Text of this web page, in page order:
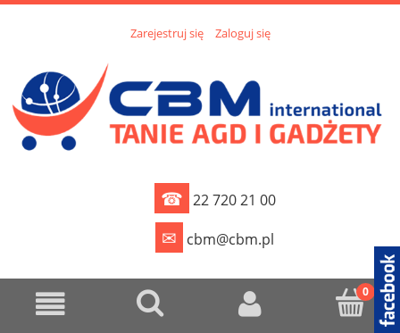
Zarejestruj się Zaloguj się
☎ 22 720 21 00
✉ cbm@cbm.pl